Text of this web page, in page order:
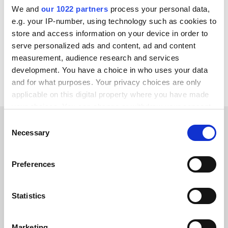
We and our 1022 partners process your personal data,
e.g. your IP-number, using technology such as cookies to
store and access information on your device in order to
serve personalized ads and content, ad and content
measurement, audience research and services
development. You have a choice in who uses your data
and for what purposes. Your privacy choices are only
applicable on this digital property where you have made
the Privacy trigger icon.
Collect information about your geographical location
Identify your device by actively scanning it for
Find out more about how your personal data is processed
Selection
Necessary
Preferences
Statistics
ChannelEngine GS1 Zoho CRM
Zoey
WordPress
Yotpo XL-ENZ WooCommerce
Voir toutes les intégrations Wix
Read testimonials from our